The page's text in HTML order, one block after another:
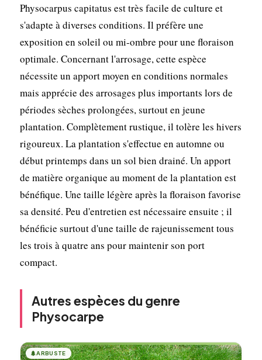
Physocarpus capitatus est très facile de culture et
s'adapte à diverses conditions. Il préfère une
exposition en soleil ou mi-ombre pour une floraison
optimale. Concernant l'arrosage, cette espèce
nécessite un apport moyen en conditions normales
mais apprécie des arrosages plus importants lors de
périodes sèches prolongées, surtout en jeune
plantation. Complètement rustique, il tolère les hivers
rigoureux. La plantation s'effectue en automne ou
début printemps dans un sol bien drainé. Un apport
de matière organique au moment de la plantation est
bénéfique. Une taille légère après la floraison favorise
sa densité. Peu d'entretien est nécessaire ensuite ; il
bénéficie surtout d'une taille de rajeunissement tous
les trois à quatre ans pour maintenir son port
compact.
Autres espèces du genre
Physocarpe
🌲ARBUSTE